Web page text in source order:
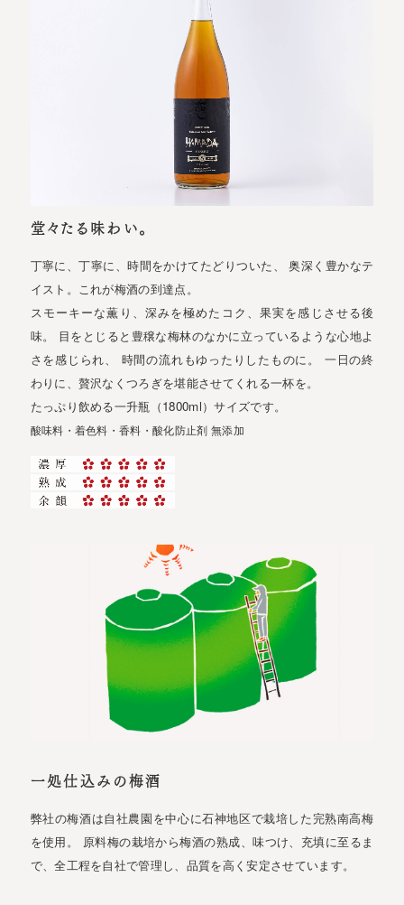
堂々たる味わい。
丁寧に、丁寧に、時間をかけてたどりついた、 奥深く豊かなテ
イスト。これが梅酒の到達点。
スモーキーな薫り、深みを極めたコク、果実を感じさせる後
味。 目をとじると豊穣な梅林のなかに立っているような心地よ
さを感じられ、 時間の流れもゆったりしたものに。 一日の終
わりに、贅沢なくつろぎを堪能させてくれる一杯を。
たっぷり飲める一升瓶（1800ml）サイズです。
酸味料・着色料・香料・酸化防止剤 無添加
一処仕込みの梅酒
弊社の梅酒は自社農園を中心に石神地区で栽培した完熟南高梅
を使用。 原料梅の栽培から梅酒の熟成、味つけ、充填に至るま
で、全工程を自社で管理し、品質を高く安定させています。